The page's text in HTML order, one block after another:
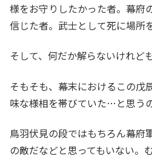
様をお守りしたかった者。幕府
信じた者。武士として死に場所
そして、何だか解らないけれど
そもそも、幕末におけるこの戊
味な様相を帯びていた…と思う
鳥羽伏見の段ではもちろん幕
の敵だなどと思ってもいない。